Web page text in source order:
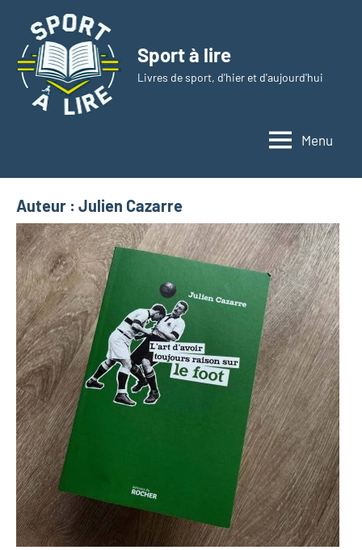
contenu
Sport à lire
Livres de sport, d'hier et d'aujourd'hui
Menu
Auteur : Julien Cazarre